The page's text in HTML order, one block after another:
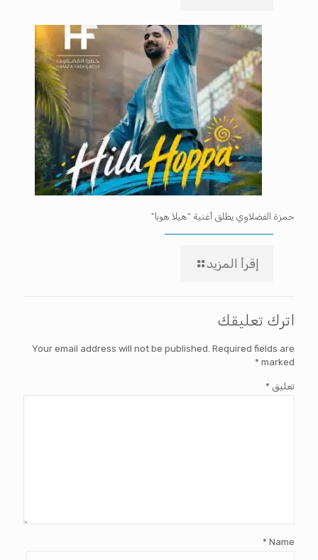
حمزة الفضلاوي يطلق أغنية “هيلا هوبا”
إقرأ المزيد
اترك تعليقك
Your email address will not be published. Required fields are
marked
*
تعليق *
Name
*